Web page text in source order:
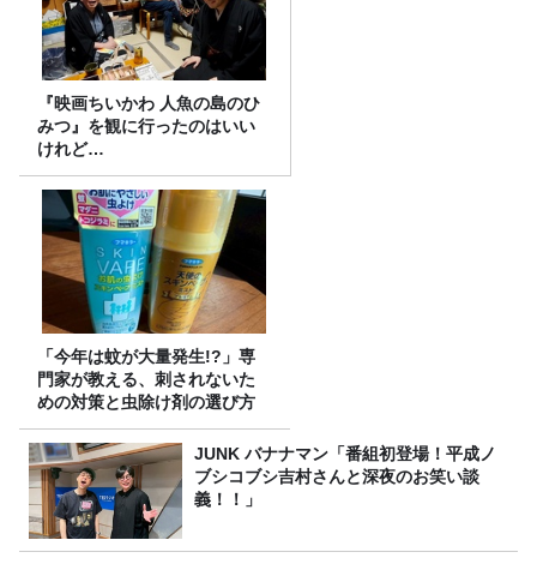
『映画ちいかわ 人魚の島のひ
みつ』を観に行ったのはいい
けれど…
「今年は蚊が大量発生!?」専
門家が教える、刺されないた
めの対策と虫除け剤の選び方
JUNK バナナマン「番組初登場！平成ノ
ブシコブシ吉村さんと深夜のお笑い談
義！！」